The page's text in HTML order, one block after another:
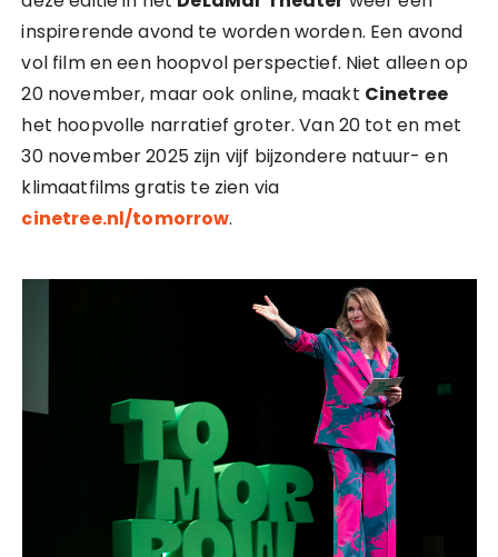
inspirerende avond te worden worden. Een avond
vol film en een hoopvol perspectief. Niet alleen op
20 november, maar ook online, maakt Cinetree
het hoopvolle narratief groter. Van 20 tot en met
30 november 2025 zijn vijf bijzondere natuur- en
klimaatfilms gratis te zien via
cinetree.nl/tomorrow.